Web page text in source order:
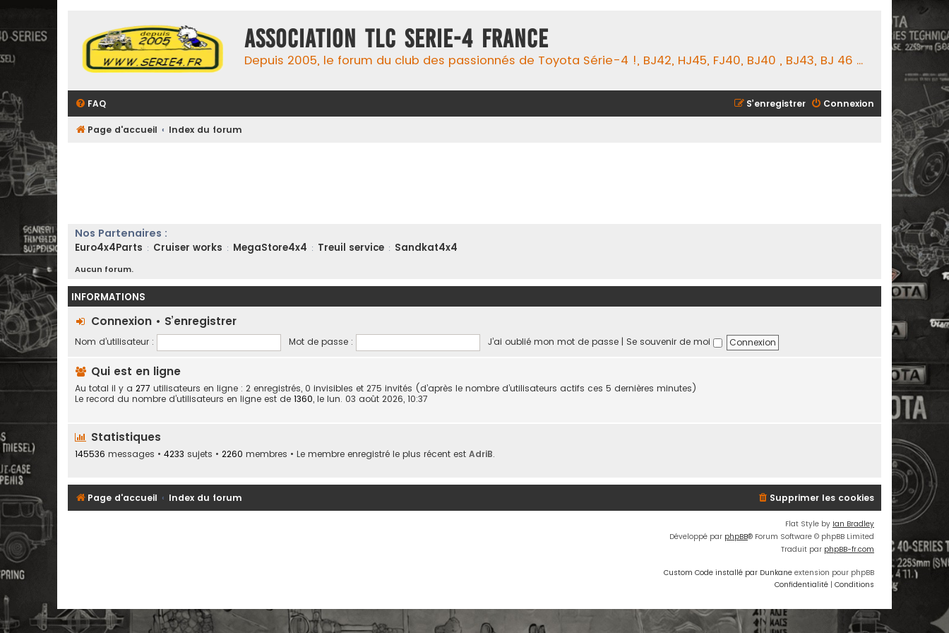
ASSOCIATION TLC SERIE-4 FRANCE
Depuis 2005, le forum du club des passionnés de Toyota Série-4 !, BJ42, HJ45, FJ40, BJ40 , BJ43, BJ 46 ...
FAQ Connexion
S’enregistrer
Page d'accueil Index du forum
Nos Partenaires :
Euro4x4Parts : Cruiser works : MegaStore4x4 : Treuil service : Sandkat4x4
Aucun forum.
INFORMATIONS
Connexion • S’enregistrer
Nom d’utilisateur : Mot de passe : J’ai oublié mon mot de passe | Se souvenir de moi
Qui est en ligne
Au total il y a 277 utilisateurs en ligne : 2 enregistrés, 0 invisibles et 275 invités (d’après le nombre d’utilisateurs actifs ces 5 dernières minutes)
Le record du nombre d’utilisateurs en ligne est de 1360, le lun. 03 août 2026, 10:37
Statistiques
145536 messages • 4233 sujets • 2260 membres • Le membre enregistré le plus récent est AdriB.
Page d'accueil Index du forum Supprimer les cookies
Flat Style by Ian Bradley
Développé par phpBB® Forum Software © phpBB Limited
Traduit par phpBB-fr.com
Custom Code installé par Dunkane extension pour phpBB
Confidentialité | Conditions